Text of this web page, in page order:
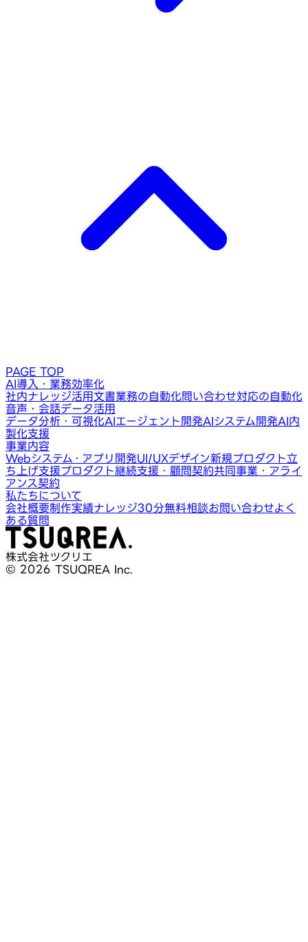
PAGE TOP
AI導入・業務効率化
社内ナレッジ活用文書業務の自動化問い合わせ対応の自動化
音声・会話データ活用
データ分析・可視化AIエージェント開発AIシステム開発AI内
製化支援
事業内容
Webシステム・アプリ開発UI/UXデザイン新規プロダクト立
ち上げ支援プロダクト継続支援・顧問契約共同事業・アライ
アンス契約
私たちについて
会社概要制作実績ナレッジ30分無料相談お問い合わせよく
ある質問
株式会社ツクリエ
© 2026 TSUQREA Inc.